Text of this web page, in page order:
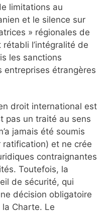
limitations au
et le silence sur
» régionales de
rétabli l’intégralité de
les sanctions
entreprises étrangères
droit international est
pas un traité au sens
jamais été soumis
ratification) et ne crée
contraignantes
Toutefois, la
de sécurité, qui
décision obligatoire
la Charte. Le